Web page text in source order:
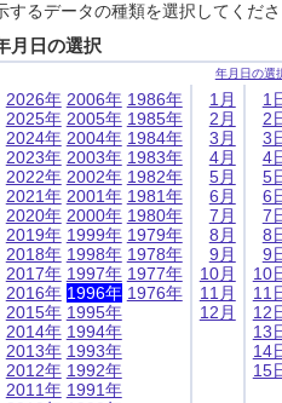
するデータの種類を選択してくだ
月日の選択
年月日の選
2026年
2025年
2024年
2023年
2022年
2021年
2020年
2019年
2018年
2017年
2016年
2015年
2014年
2013年
2012年
2011年
2006年
2005年
2004年
2003年
2002年
2001年
2000年
1999年
1998年
1997年
1996年
1995年
1994年
1993年
1992年
1991年
1986年
1985年
1984年
1983年
1982年
1981年
1980年
1979年
1978年
1977年
1976年
1月
2月
3月
4月
5月
6月
7月
8月
9月
10月
11月
12月
1
2
3
4
5
6
7
8
9
10
11
12
13
14
15